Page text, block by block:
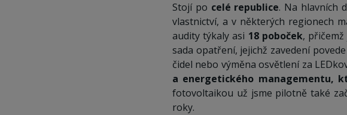
Stojí po celé republice. Na hlavních
vlastnictví, a v některých regionech
audity týkaly asi 18 poboček,
sada opatření, jejichž zavedení
čidel nebo výměna osvětlení za
a energetického managementu,
fotovoltaikou už jsme pilotně také
roky.